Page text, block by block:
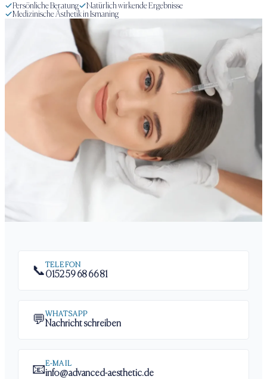
Persönliche Beratung
Natürlich wirkende Ergebnisse
Medizinische Ästhetik in Ismaning
📞TELEFON
0152 59 68 66 81
💬WHATSAPP
Nachricht schreiben
📧E-MAIL
info@advanced-aesthetic.de